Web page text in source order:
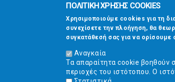
καταναλωτών και την βελτίωση της
ποιότητας της ζωής τους.
ΠΟΛΙΤΙΚΗ ΧΡΗΣΗΣ COOKIES
Χρησιμοποιούμε cookies για τη
συνεχίσετε την πλοήγηση, θα
συγκατάθεσή σας για να
Αναγκαία
Τα απαραίτητα cookie βοηθούν
περιοχές του ιστότοπου. Ο